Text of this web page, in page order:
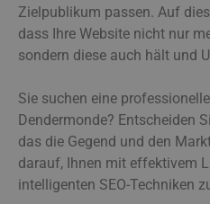
Zielpublikum passen. Auf
dass Ihre Website nicht nur
sondern diese auch hält und
Sie suchen eine
Dendermonde? Entscheiden
das die Gegend und den
darauf, Ihnen mit effektivem
intelligenten SEO-Techniken